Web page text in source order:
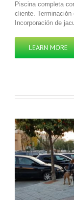
Piscina completa
cliente. Terminación
Incorporación de
LEARN MORE